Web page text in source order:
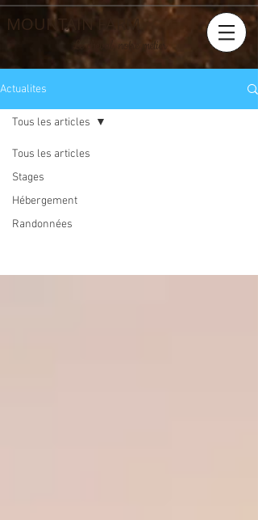
MOUNTAIN FARM
Le cheval, notre métier
Actualites
Tous les articles
Stages
Hébergement
Randonnées
Tous les articles
Tous les
articles